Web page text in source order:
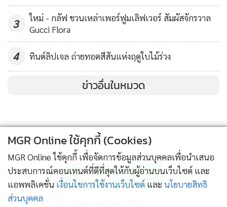
ว่าจะเป็น เทคโนโลยี Ultherapy การกระชับผิวโดยใช้คลื่นเสียง
อัลตราซาวน์ เน้นเจาะจงไปที่การกระชับผิวในชั้นลึก หรือ ชั้น
แก้ม กรอบหน้าชัดขึ้น ยกคิ้วและหางตา หรือ การกระชับผิวด้วย
ร้อมกระตุ้นการสร้างคอลลาเจนใต้ผิว ทำให้ผิวเฟิร์มแน่น กระชับ
เมื่อเร็วๆ นี้ ได้มีการพัฒนาเทคนิคใหม่ โดยใช้สารเติมเต็มเพื่อยก
กระชับผิว โดยสารเติมเต็มนั้นจะเข้าไปแทนที่โครงสร้างผิวที่ขาด
หายไป เพิ่มวอลลุ่ม พร้อมดึงให้ผิวตึงกระชับขึ้น ปัจจุบัน
ผลิตภัณฑ์ของสารเติมเต็มมีหลายแบบ ซึ่งมีโมเลกุลที่แตกต่างกัน
ออกไป ชนิดที่ยกกระชับผิวได้จะมีความเข้มข้นกว่าชนิดอื่น ๆ
เพราะปัญหาผิวของแต่ละคนมีความแตกต่าง การแก้ปัญหา
3
ใหม่ - กลัฟ ชวนเหล่าเพอร์ฟูมเลิฟเวอร์ สัมผัสจักรวาล
Gucci Flora
4 ทินต์ลิปเจล ถ่ายทอดสีสันแห่งฤดูใบไม้ร่วง
ข่าวอื่นในหมวด
ติดตามข่าวสารผ่านทาง LINE
MGR Online Application
MGR Online ใช้คุกกี้ (Cookies)
MGR Online ใช้คุกกี้ เพื่อจัดการข้อมูลส่วนบุคคลเพื่อนำเสนอ
ประสบการณ์คอนเทนต์ที่ดีที่สุดให้กับผู้อ่านบนเว็บไซต์ และ
แอพพลิเคชั่น เงื่อนไขการใช้งานเว็บไซต์ และ นโยบายสิทธิ
ส่วนบุคคล